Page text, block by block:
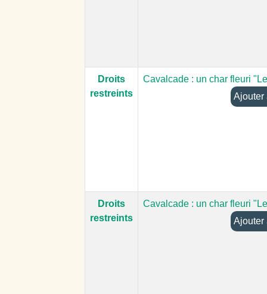
Droits
restreints
Cavalcade : un char fleuri
Droits
restreints
Cavalcade : un char fleuri